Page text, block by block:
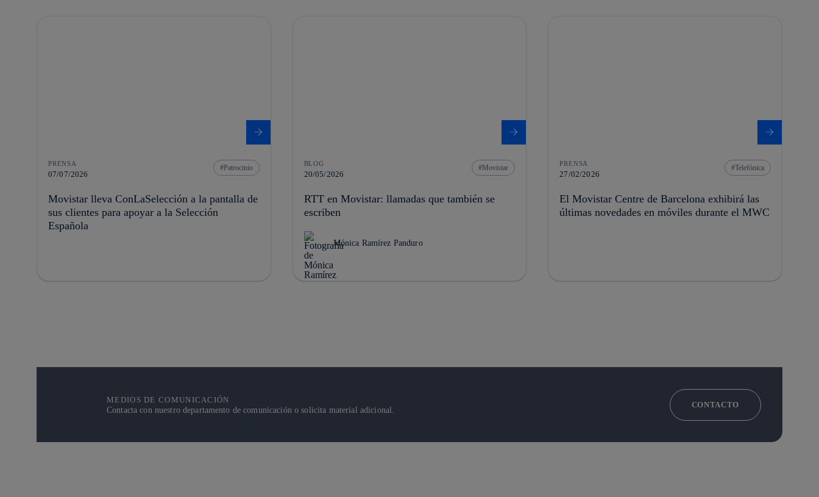
PRENSA
07/07/2026
Patrocinio
Movistar lleva ConLaSelección a la pantalla de
sus clientes para apoyar a la Selección
Española
BLOG
20/05/2026
Movistar
RTT en Movistar: llamadas que también se
escriben
Mónica Ramírez Panduro
PRENSA
27/02/2026
Telefónica
El Movistar Centre de Barcelona exhibirá las
últimas novedades en móviles durante el MWC
MEDIOS DE COMUNICACIÓN
Contacta con nuestro departamento de comunicación o solicita material adicional.
CONTACTO